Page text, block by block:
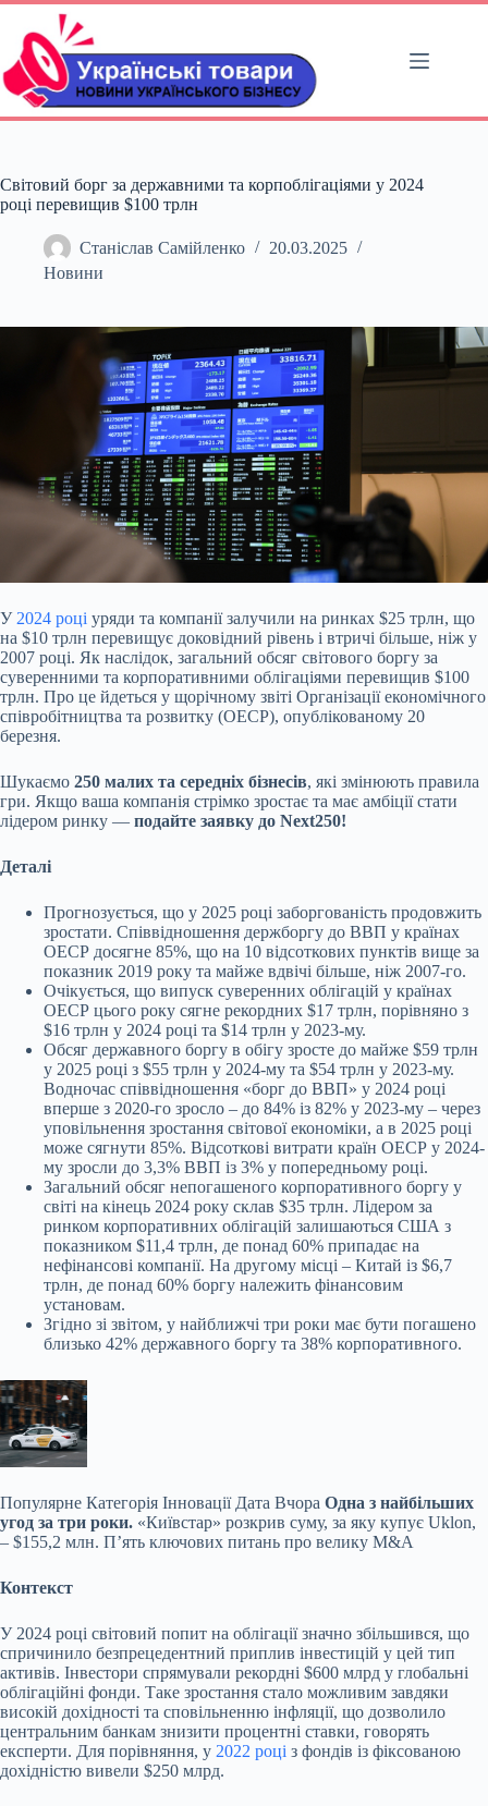
Перейти
вмісту
Світовий борг за державними та корпоблігаціями у 2024
році перевищив $100 трлн
Станіслав Самійленко
20.03.2025
Новини
У 2024 році уряди та компанії залучили на ринках $25 трлн, що
на $10 трлн перевищує доковідний рівень і втричі більше, ніж у
2007 році. Як наслідок, загальний обсяг світового боргу за
суверенними та корпоративними облігаціями перевищив $100
трлн. Про це йдеться у щорічному звіті Організації економічного
співробітництва та розвитку (ОЕСР), опублікованому 20
березня.
Шукаємо 250 малих та середніх бізнесів, які змінюють правила
гри. Якщо ваша компанія стрімко зростає та має амбіції стати
лідером ринку — подайте заявку до Next250!
Деталі
Прогнозується, що у 2025 році заборгованість продовжить
зростати. Співвідношення держборгу до ВВП у країнах
ОЕСР досягне 85%, що на 10 відсоткових пунктів вище за
показник 2019 року та майже вдвічі більше, ніж 2007-го.
Очікується, що випуск суверенних облігацій у країнах
ОЕСР цього року сягне рекордних $17 трлн, порівняно з
$16 трлн у 2024 році та $14 трлн у 2023-му.
Обсяг державного боргу в обігу зросте до майже $59 трлн
у 2025 році з $55 трлн у 2024-му та $54 трлн у 2023-му.
Водночас співвідношення «борг до ВВП» у 2024 році
вперше з 2020-го зросло – до 84% із 82% у 2023-му – через
уповільнення зростання світової економіки, а в 2025 році
може сягнути 85%. Відсоткові витрати країн ОЕСР у 2024-
му зросли до 3,3% ВВП із 3% у попередньому році.
Загальний обсяг непогашеного корпоративного боргу у
світі на кінець 2024 року склав $35 трлн. Лідером за
ринком корпоративних облігацій залишаються США з
показником $11,4 трлн, де понад 60% припадає на
нефінансові компанії. На другому місці – Китай із $6,7
трлн, де понад 60% боргу належить фінансовим
установам.
Згідно зі звітом, у найближчі три роки має бути погашено
близько 42% державного боргу та 38% корпоративного.
Популярне Категорія Інновації Дата Вчора Одна з найбільших
угод за три роки. «Київстар» розкрив суму, за яку купує Uklon,
– $155,2 млн. П’ять ключових питань про велику M&A
Контекст
У 2024 році світовий попит на облігації значно збільшився, що
спричинило безпрецедентний приплив інвестицій у цей тип
активів. Інвестори спрямували рекордні $600 млрд у глобальні
облігаційні фонди. Таке зростання стало можливим завдяки
високій дохідності та сповільненню інфляції, що дозволило
центральним банкам знизити процентні ставки, говорять
експерти. Для порівняння, у 2022 році з фондів із фіксованою
дохідністю вивели $250 млрд.